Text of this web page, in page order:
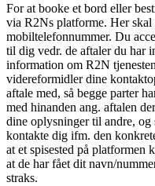
For at booke et bord eller
via R2Ns platforme. Her
mobiltelefonnummer. Du
til dig vedr. de aftaler du har
information om R2N
videreformidler dine
aftale med, så begge parter
med hinanden ang. aftalen
dine oplysninger til andre, og
kontakte dig ifm. den
at et spisested på
at de har fået dit navn/
straks.